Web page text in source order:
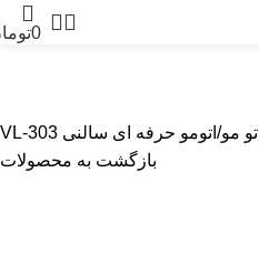
0
اتو مو اتومو حرفه ای سالنی VL-303
بازگشت به محصولات